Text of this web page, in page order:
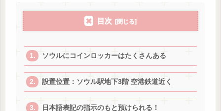
目次
ソウルにコインロッカーはたくさんある
設置位置：ソウル駅地下3階 空港鉄道近く
日本語表記の指示のもと預けられる！